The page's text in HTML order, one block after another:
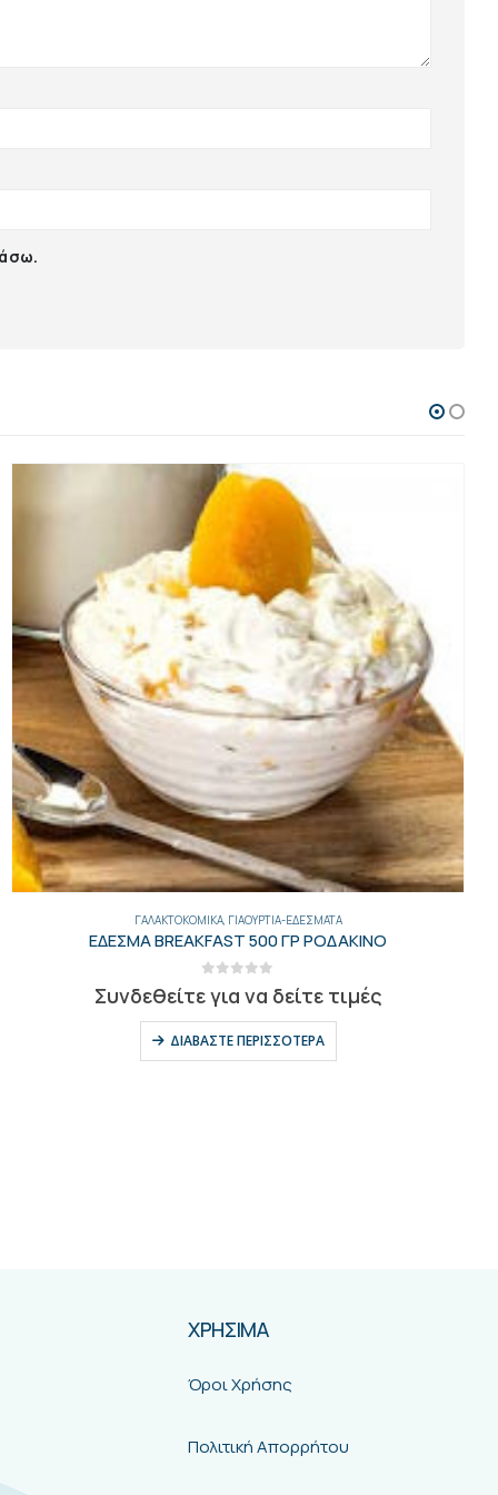
ΓΑΛΑΚΤΟΚΟΜΙΚΆ,ΓΕΝΙΚΑ, ΕΛΛΗΝΙΚΆ ΤΥΡΙΆ,ΤΥΡΙΆ
ΚΑΤΣΙΚΙΣΙΟ ΤΑΠΕΡ 400ΓΡ ΑΡΒ.8ΤΕΜ
0 out of 5
Συνδεθείτε για να δείτε τιμές
ΔΙΑΒΆΣΤΕ ΠΕΡΙΣΣΌΤΕΡΑ
ΧΡΗΣΙΜΑ
Όροι Χρήσης
Πολιτική Απορρήτου